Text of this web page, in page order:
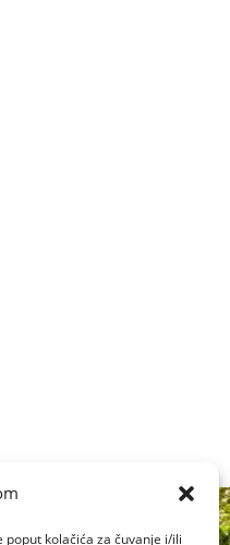
kolačića za čuvanje i/ili